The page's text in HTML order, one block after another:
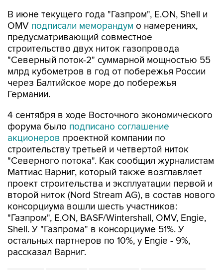
предусматривающий совместное
строительство двух ниток газопровода
"Северный поток-2" суммарной мощностью 55
млрд кубометров в год от побережья России
через Балтийское море до побережья
Германии.
4 сентября в ходе Восточного экономического
акционеровпроектной компании по
строительству третьей и четвертой ниток
"Северного потока". Как сообщил журналистам
Маттиас Варниг, который также возглавляет
проект строительства и эксплуатации первой и
второй ниток (Nord Stream AG), в состав нового
консорциума вошли шесть участников:
"Газпром", E.ON, BASF/Wintershall, OMV, Engie,
Shell. У "Газпрома" в консорциуме 51%. У
остальных партнеров по 10%, у Engie - 9%,
рассказал Варниг.
Украина Словакия